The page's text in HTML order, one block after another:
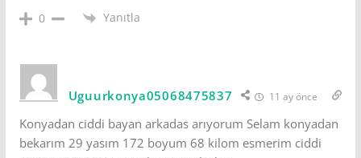
0 Yanıtla
Uguurkonya05068475837 11 ay önce
Konyadan ciddi bayan arkadas arıyorum Selam konyadan
bekarım 29 yasım 172 boyum 68 kilom esmerim ciddi